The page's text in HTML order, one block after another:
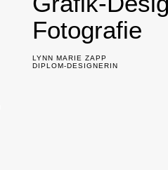
Fotografie
LYNN MARIE ZAPP
DIPLOM-DESIGNERIN